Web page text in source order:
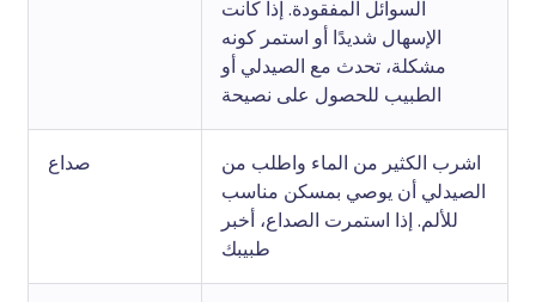
السوائل المفقودة. إذا كانت
الإسهال شديدًا أو استمر كونه
مشكلة، تحدث مع الصيدلي أو
الطبيب للحصول على نصيحة
صداع
اشرب الكثير من الماء واطلب من
الصيدلي أن يوصي بمسكن مناسب
للألم. إذا استمرت الصداع، أخبر
طبيبك